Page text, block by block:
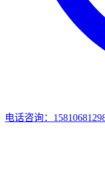
电话咨询：